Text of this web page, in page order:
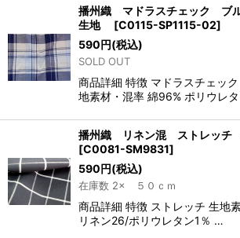
播州織 マドラスチェック ブ
生地
[C0115-SP1115-02]
590円(税込)
SOLD OUT
商品詳細 特徴 マドラスチェッ
地素材・混率 綿96% ポリウレ
播州織 リネン混 ストレッチ
[C0081-SM9831]
590円(税込)
在庫数 2× ５０ｃｍ
商品詳細 特徴 ストレッチ 生地
リネン26/ポリウレタン1％ …